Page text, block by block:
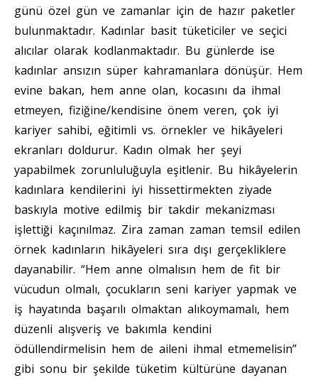
günü özel gün ve zamanlar için de hazır paketler
bulunmaktadır. Kadınlar basit tüketiciler ve seçici
alıcılar olarak kodlanmaktadır. Bu günlerde ise
kadınlar ansızın süper kahramanlara dönüşür. Hem
evine bakan, hem anne olan, kocasını da ihmal
etmeyen, fiziğine/kendisine önem veren, çok iyi
kariyer sahibi, eğitimli vs. örnekler ve hikâyeleri
ekranları doldurur. Kadın olmak her şeyi
yapabilmek zorunluluğuyla eşitlenir. Bu hikâyelerin
kadınlara kendilerini iyi hissettirmekten ziyade
baskıyla motive edilmiş bir takdir mekanizması
işlettiği kaçınılmaz. Zira zaman zaman temsil edilen
örnek kadınların hikâyeleri sıra dışı gerçekliklere
dayanabilir. “Hem anne olmalısın hem de fit bir
vücudun olmalı, çocukların seni kariyer yapmak ve
iş hayatında başarılı olmaktan alıkoymamalı, hem
düzenli alışveriş ve bakımla kendini
ödüllendirmelisin hem de aileni ihmal etmemelisin”
gibi sonu bir şekilde tüketim kültürüne dayanan